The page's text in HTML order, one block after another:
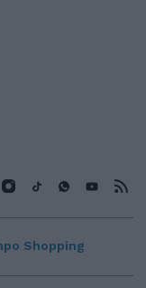
Shopping